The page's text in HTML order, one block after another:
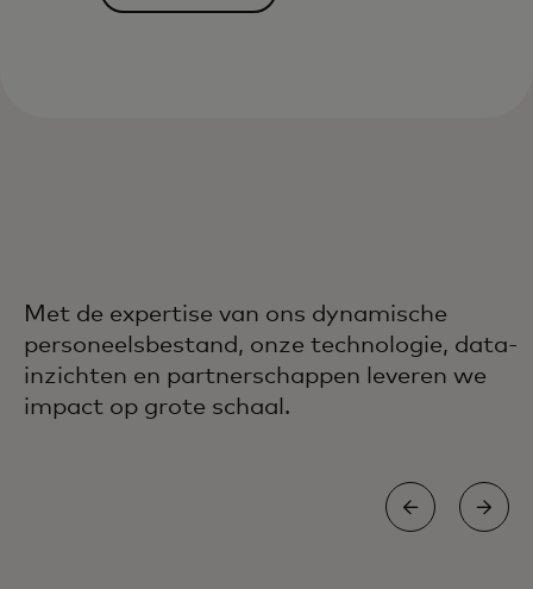
Met de expertise van ons dynamische
personeelsbestand, onze technologie, data-
inzichten en partnerschappen leveren we
impact op grote schaal.